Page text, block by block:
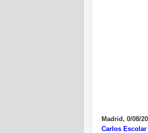
Madrid, 0/08/
Carlos